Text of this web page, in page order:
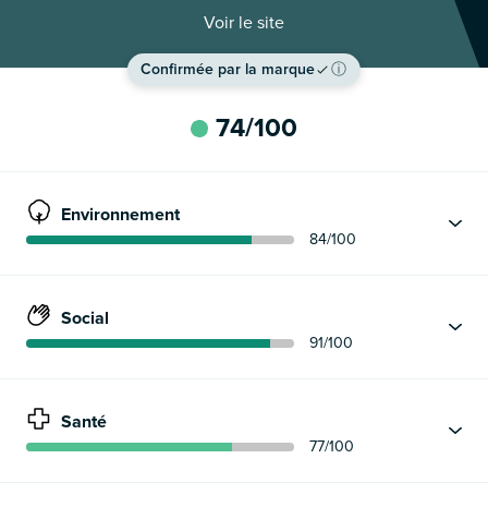
Voir le site
Confirmée par la marque ⓘ
74/100
Environnement
84/100
Social
91/100
Santé
77/100